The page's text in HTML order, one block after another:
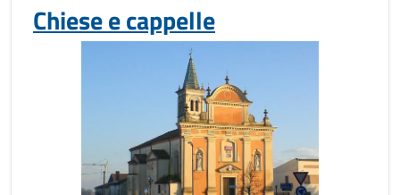
Chiese e cappelle